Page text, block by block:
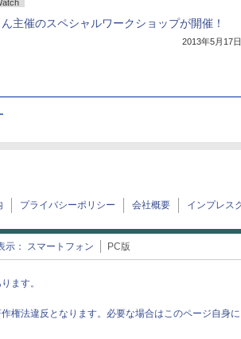
主催のスペシャルワークショップが開催！
2013年5月17日
プライバシーポリシー 会社概要 インプレス
示： スマートフォン PC版
ます。
権法違反となります。必要な場合はこのページ自身